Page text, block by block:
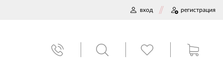
вход регистрация